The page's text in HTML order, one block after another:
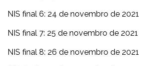
NIS final 6: 24 de novembro de 2021
NIS final 7: 25 de novembro de 2021
NIS final 8: 26 de novembro de 2021